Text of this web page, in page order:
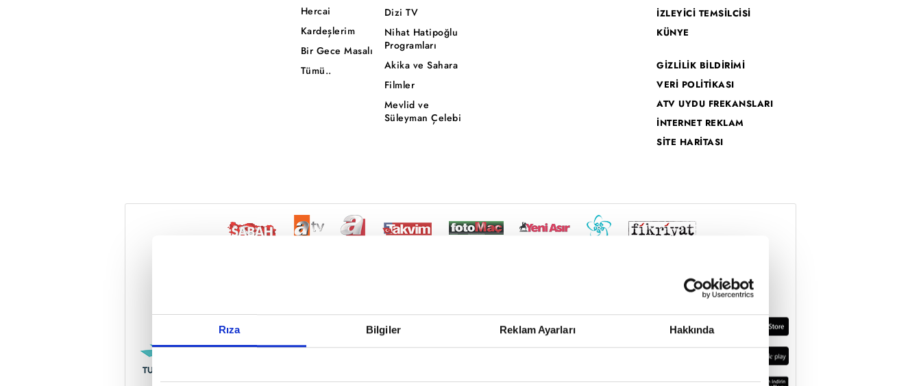
Rıza Bilgiler Reklam Ayarları Hakkında
Reddet
Hercai
Kardeşlerim
Bir Gece Masalı
Tümü..
Dizi TV
Nihat Hatipoğlu
Programları
Akika ve Sahara
Filmler
Mevlid ve
Süleyman Çelebi
İZLEYİCİ TEMSİLCİSİ
KÜNYE
GİZLİLİK BİLDİRİMİ
VERİ POLİTİKASI
ATV UYDU FREKANSLARI
İNTERNET REKLAM
SİTE HARİTASI